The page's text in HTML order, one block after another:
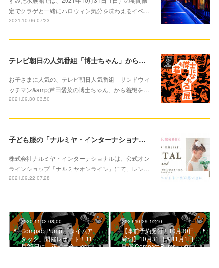
定でクラゲと一緒にハロウィン気分を味わえるイベ…
2021.10.06 07:23
テレビ朝日の人気番組「博士ちゃん」から着想を得た参加型イベント10月2日より開催
お子さまに人気の、テレビ朝日人気番組「サンドウィ
ッチマン&amp;芦田愛菜の博士ちゃん」から着想を…
2021.09.30 03:50
子ども服の「ナルミヤ・インターナショナル」大切な記念に洋服レンタルサービススタート
株式会社ナルミヤ・インターナショナルは、公式オン
ラインショップ「ナルミヤオンライン」にて、レン…
2021.09.22 07:28
2020.11.02 08:00
Compact Pump 「タイムア
タック」開催レポート！11
月29日に「正式大会」の…
2020.10.29 10:40
【事前予約受付！10月30日
締切】10月31日 & 11月1日
開催 Compact Pump 「タ…